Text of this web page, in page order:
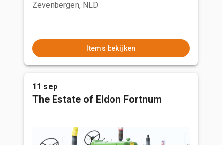
Zevenbergen, NLD
Items bekijken
11 sep
The Estate of Eldon Fortnum